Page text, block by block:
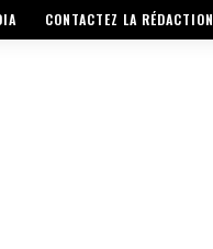
CONTACTEZ LA RÉDACTION